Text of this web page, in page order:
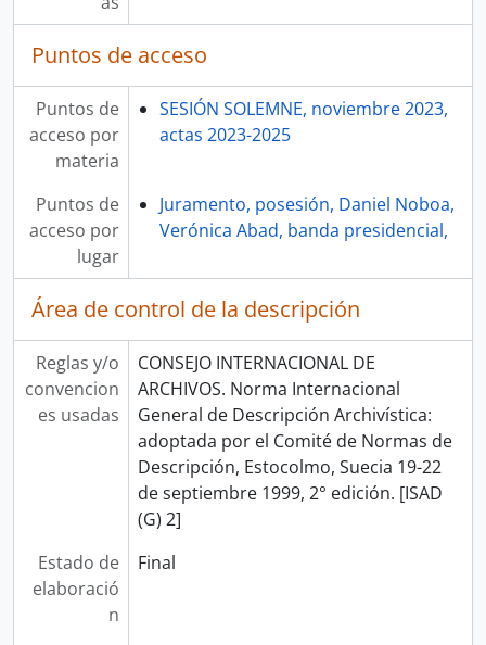
Puntos de acceso
Puntos de
acceso por
materia
SESIÓN SOLEMNE, noviembre 2023,
actas 2023-2025
Puntos de
acceso por
lugar
Juramento, posesión, Daniel Noboa,
Verónica Abad, banda presidencial,
Área de control de la descripción
Reglas y/o
convencion
es usadas
CONSEJO INTERNACIONAL DE
ARCHIVOS. Norma Internacional
General de Descripción Archivística:
adoptada por el Comité de Normas de
Descripción, Estocolmo, Suecia 19-22
de septiembre 1999, 2° edición. [ISAD
(G) 2]
Estado de
elaboració
n
Final